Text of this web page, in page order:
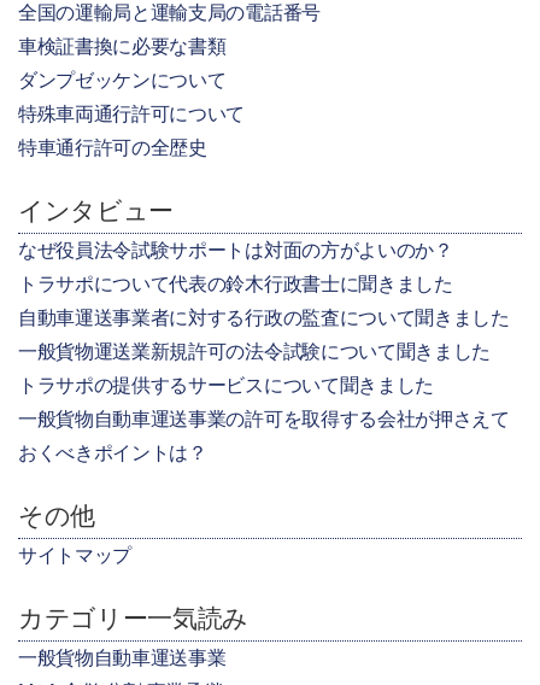
全国の運輸局と運輸支局の電話番号
車検証書換に必要な書類
ダンプゼッケンについて
特殊車両通行許可について
特車通行許可の全歴史
インタビュー
なぜ役員法令試験サポートは対面の方がよいのか？
トラサポについて代表の鈴木行政書士に聞きました
自動車運送事業者に対する行政の監査について聞きました
一般貨物運送業新規許可の法令試験について聞きました
トラサポの提供するサービスについて聞きました
一般貨物自動車運送事業の許可を取得する会社が押さえて
おくべきポイントは？
その他
サイトマップ
カテゴリー一気読み
一般貨物自動車運送事業